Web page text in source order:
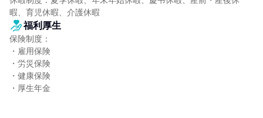
暇、育児休暇、介護休暇
福利厚生
保険制度：
・雇用保険
・労災保険
・健康保険
・厚生年金